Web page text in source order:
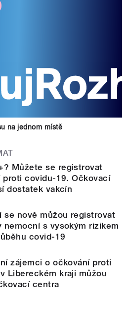
na jednom místě
Můžete se registrovat
proti covidu-19. Očkovací
dostatek vakcín
se nově můžou registrovat
nemocní s vysokým rizikem
covid-19
zájemci o očkování proti
Libereckém kraji můžou
centra